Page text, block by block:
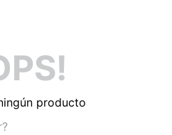
producto